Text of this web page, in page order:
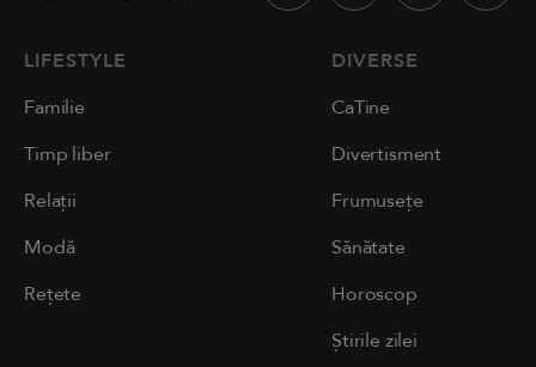
LIFESTYLE
Familie
Timp liber
Relații
Modă
Rețete
DIVERSE
CaTine
Divertisment
Frumusețe
Sănătate
Horoscop
Știrile zilei